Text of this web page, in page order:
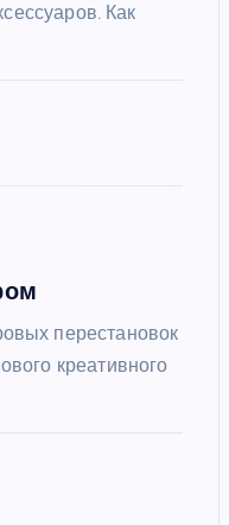
Как
перестановок
креативного